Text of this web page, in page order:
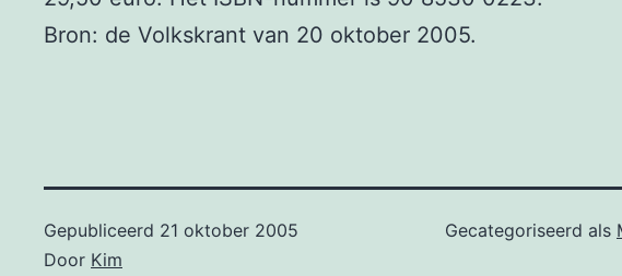
Bron: de Volkskrant van 20 oktober 2005.
Gepubliceerd 21 oktober 2005
Door Kim
Gecategoriseerd als